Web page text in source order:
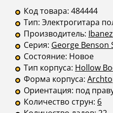
Код товара: 484444
Тип: Электрогитара
Производитель: Ibanez
Серия: George Benson
Состояние: Новое
Тип корпуса: Hollow
Форма корпуса:
Ориентация: под
Количество струн: 6